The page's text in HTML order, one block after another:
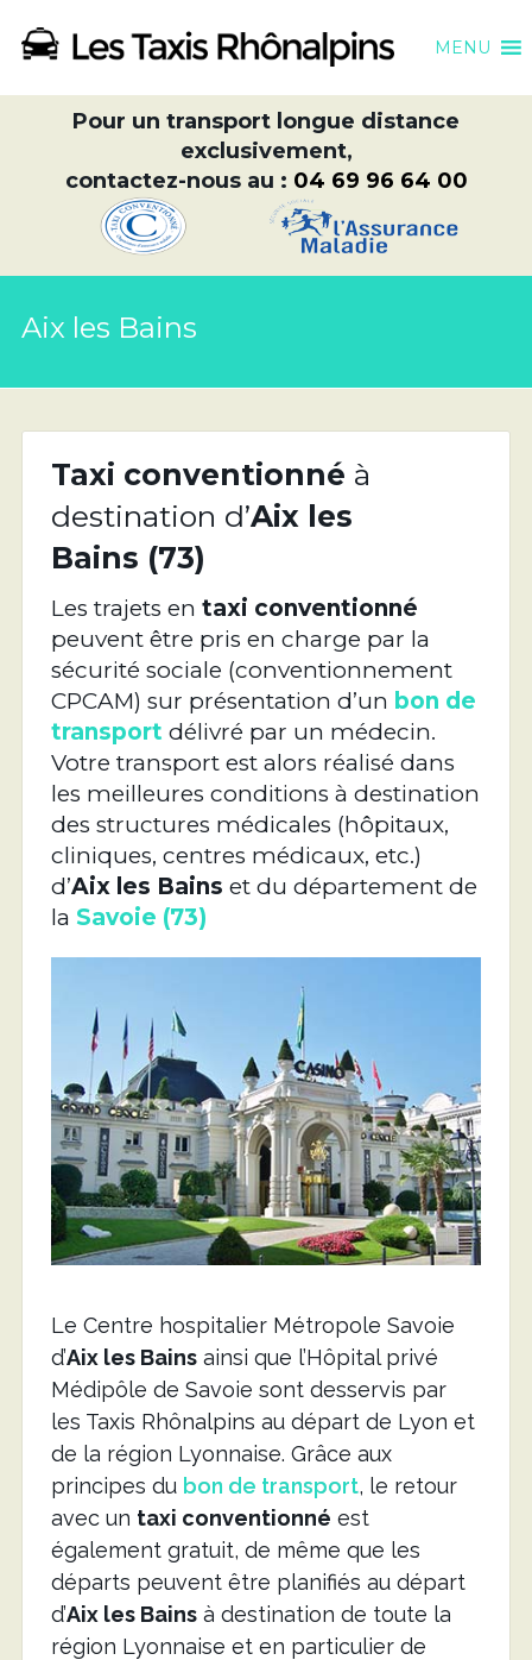
MENU
Pour un transport longue distance
exclusivement,
contactez-nous au : 04 69 96 64 00
Aix les Bains
Taxi conventionné à
destination d’Aix les
Bains (73)
Les trajets en taxi conventionné
peuvent être pris en charge par la
sécurité sociale (conventionnement
CPCAM) sur présentation d’un bon de
transport délivré par un médecin.
Votre transport est alors réalisé dans
les meilleures conditions à destination
des structures médicales (hôpitaux,
cliniques, centres médicaux, etc.)
d’Aix les Bains et du département de
la Savoie (73)
Le Centre hospitalier Métropole Savoie
d’Aix les Bainsainsi que l’Hôpital privé
Médipôle de Savoie sont desservis par
les Taxis Rhônalpins au départ de Lyon et
de la région Lyonnaise. Grâce aux
principes du bon de transport, le retour
avec un taxi conventionné est
également gratuit, de même que les
départs peuvent être planifiés au départ
d’Aix les Bainsà destination de toute la
région Lyonnaise et en particulier de